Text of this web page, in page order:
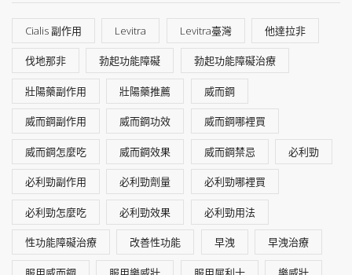
Cialis 副作用 Levitra Levitra臺灣 他達拉非
伐地那非 勃起功能障礙 勃起功能障礙治療
壯陽藥副作用 壯陽藥推薦 威而鋼
威而鋼副作用 威而鋼功效 威而鋼哪裡買
威而鋼怎麼吃 威而鋼效果 威而鋼禁忌 必利勁
必利勁副作用 必利勁劑量 必利勁哪裡買
必利勁怎麼吃 必利勁效果 必利勁用法
性功能障礙治療 改善性功能 早洩 早洩治療